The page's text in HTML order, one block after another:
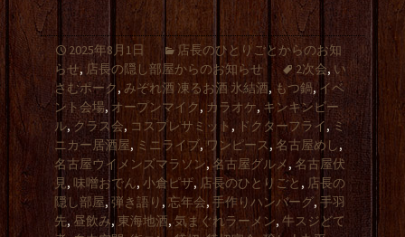
2025年8月1日
店長のひとりごとからのお知
らせ,店長の隠し部屋からのお知らせ 2次会, い
さむポーク, みぞれ酒 凍るお酒 氷結酒, もつ鍋,イベ
ント会場, オープンマイク, カラオケ, キンキンビー
ル,クラス会, コスプレサミット , ドクターフライ,ミ
ニカー居酒屋, ミニライブ,ワンピース, 名古屋めし,
名古屋ウイメンズマラソン, 名古屋グルメ, 名古屋伏
見, 味噌おでん, 小倉ピザ, 店長のひとりごと , 店長の
隠し部屋,弾き語り , 忘年会,手作りハンバーグ, 手羽
先, 昼飲み,東海地酒,気まぐれラーメン, 牛スジどて